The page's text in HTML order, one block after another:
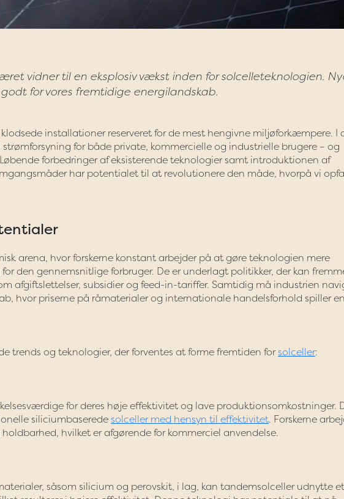
vidner til en eksplosiv vækst inden for solcelleteknologien.
for vores fremtidige energilandskab.
installationer reserveret for de mest hengivne miljøforkæmpere. I
for både private, kommercielle og industrielle brugere – og
forbedringer af eksisterende teknologier samt introduktionen af
har potentialet til at revolutionere den måde, hvorpå vi
arena, hvor forskerne konstant arbejder på at gøre teknologien mere
den gennemsnitlige forbruger. De er underlagt politikker, der kan
afgiftslettelser, subsidier og feed-in-tariffer. Samtidig må industrien
hvor priserne på råmaterialer og internationale handelsforhold spiller en
trends og teknologier, der forventes at forme fremtiden for solceller:
for deres høje effektivitet og lave produktionsomkostninger.
siliciumbaserede solceller med hensyn til effektivitet. Forskerne
hvilket er afgørende for kommerciel anvendelse.
såsom silicium og perovskit, i lag, kan tandemsolceller udnytte et